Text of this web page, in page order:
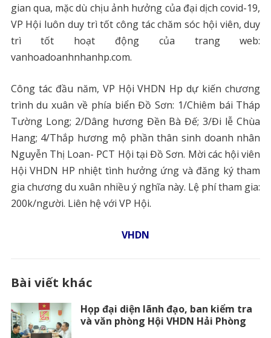
gian qua, mặc dù chịu ảnh hưởng của đại dịch covid-19,
VP Hội luôn duy trì tốt công tác chăm sóc hội viên, duy
trì tốt hoạt động của trang web:
vanhoadoanhnhanhp.com.
Công tác đầu năm, VP Hội VHDN Hp dự kiến chương
trình du xuân về phía biển Đồ Sơn: 1/Chiêm bái Tháp
Tường Long; 2/Dâng hương Đền Bà Đế; 3/Đi lễ Chùa
Hang; 4/Thắp hương mộ phần thân sinh doanh nhân
Nguyễn Thị Loan- PCT Hội tại Đồ Sơn. Mời các hội viên
Hội VHDN HP nhiệt tình hưởng ứng và đăng ký tham
gia chương du xuân nhiều ý nghĩa này. Lệ phí tham gia:
200k/người. Liên hệ với VP Hội.
VHDN
Bài viết khác
Họp đại diện lãnh đạo, ban kiểm tra
và văn phòng Hội VHDN Hải Phòng